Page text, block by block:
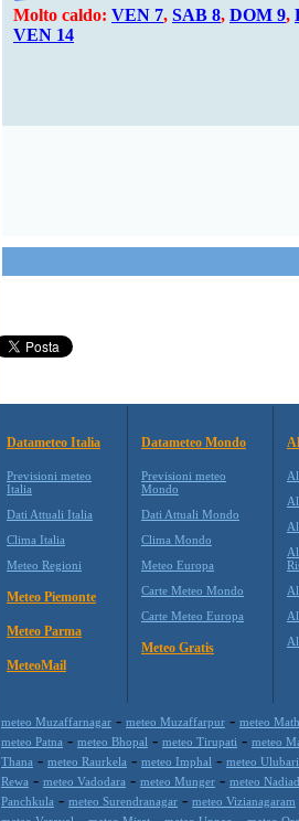
Molto caldo: VEN 7, SAB 8, DOM 9,
VEN 14
Datameteo Italia
Previsioni meteo
Italia
Dati Attuali Italia
Clima Italia
Meteo Regioni
Meteo Piemonte
Meteo Parma
MeteoMail
Datameteo Mondo
Previsioni meteo
Mondo
Dati Attuali Mondo
Clima Mondo
Meteo Europa
Carte Meteo Mondo
Carte Meteo Europa
Meteo Gratis
meteo Muzaffarnagar - meteo Muzaffarpur - meteo
meteo Patna - meteo Bhopal - meteo Tirupati - meteo
Thana - meteo Raurkela - meteo Imphal - meteo
Rewa - meteo Vadodara - meteo Munger - meteo Nadiad
Panchkula - meteo Surendranagar - meteo Vizianagaram